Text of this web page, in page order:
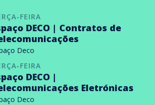
FEIRA
DECO | Contratos de
Deco
FEIRA
DECO |
Eletrónicas
Deco